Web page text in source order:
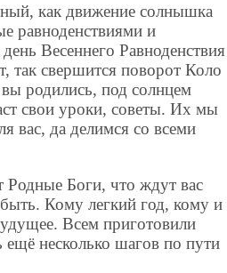
как движение солнышка
равноденствиями и
Весеннего Равноденствия
так свершится поворот Коло
родились, под солнцем
свои уроки, советы. Их мы
вас, да делимся со всеми
Родные Боги, что ждут вас
Кому легкий год, кому и
Всем приготовили
несколько шагов по пути